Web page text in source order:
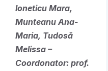
Ioneticu Mara,
Munteanu Ana-
Maria, Tudosă
Melissa –
Coordonator: prof.